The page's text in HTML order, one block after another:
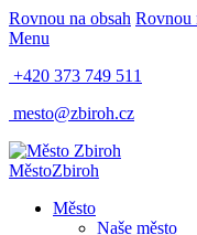
Rovnou na obsah Rovnou
Menu
+420 373 749 511
mesto@zbiroh.cz
MěstoZbiroh
Město
Naše město